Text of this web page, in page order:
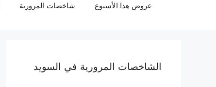
عروض هذا الأسبوع شاخصات المرورية
الشاخصات المرورية في السويد